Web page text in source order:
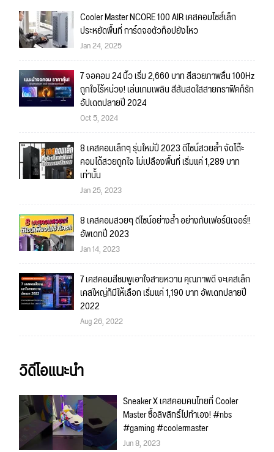
Cooler Master NCORE 100 AIR เคสคอมไซส์เล็ก
ประหยัดพื้นที่ การ์ดจอตัวท็อปยังไหว
Jan 24, 2025
7 จอคอม 24 นิ้ว เริ่ม 2,660 บาท สีสวยภาพลื่น 100Hz
ถูกใจไร้หน่วง! เล่นเกมเพลิน สีสันสดใสสายกราฟิคก็รัก
อัปเดตปลายปี 2024
Oct 5, 2024
8 เคสคอมเล็กๆ รุ่นใหม่ปี 2023 ดีไซน์สวยล้ำ จัดโต๊ะ
คอมได้สวยถูกใจ ไม่เปลืองพื้นที่ เริ่มแค่ 1,289 บาท
เท่านั้น
Jan 25, 2023
8 เคสคอมสวยๆ ดีไซน์อย่างล้ำ อย่างกับเฟอร์นิเจอร์!!
อัพเดทปี 2023
Jan 14, 2023
7 เคสคอมสีชมพูเอาใจสายหวาน คุณภาพดี จะเคสเล็ก
เคสใหญ่ก็มีให้เลือก เริ่มแค่ 1,190 บาท อัพเดทปลายปี
2022
Aug 26, 2022
วิดีโอแนะนำ
Sneaker X เคสคอมคนไทยที่ Cooler
Master ซื้อลิขสิทธิ์ไปทำเอง! #nbs
#gaming #coolermaster
Jun 8, 2023